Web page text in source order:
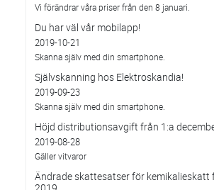
Vi förändrar våra priser från den 8 januari.
Du har väl vår mobilapp!
2019-10-21
Skanna själv med din smartphone.
Självskanning hos Elektroskandia!
2019-09-23
Skanna själv med din smartphone.
Höjd distributionsavgift från 1:a
2019-08-28
Gäller vitvaror
Ändrade skattesatser för kemikalieskatt
2019